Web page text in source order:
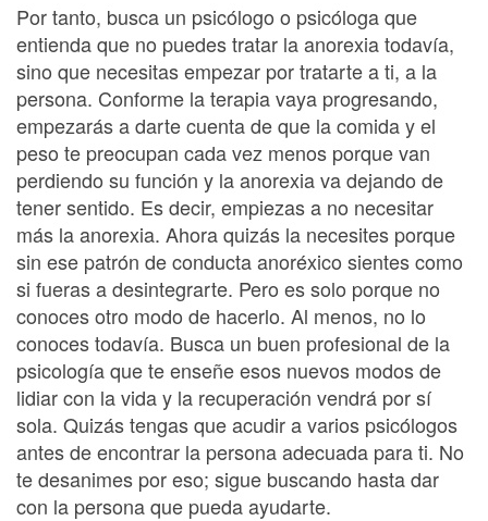
Por tanto, busca un psicólogo o psicóloga que
entienda que no puedes tratar la anorexia todavía,
sino que necesitas empezar por tratarte a ti, a la
persona. Conforme la terapia vaya progresando,
empezarás a darte cuenta de que la comida y el
peso te preocupan cada vez menos porque van
perdiendo su función y la anorexia va dejando de
tener sentido. Es decir, empiezas a no necesitar
más la anorexia. Ahora quizás la necesites porque
sin ese patrón de conducta anoréxico sientes como
si fueras a desintegrarte. Pero es solo porque no
conoces otro modo de hacerlo. Al menos, no lo
conoces todavía. Busca un buen profesional de la
psicología que te enseñe esos nuevos modos de
lidiar con la vida y la recuperación vendrá por sí
sola. Quizás tengas que acudir a varios psicólogos
antes de encontrar la persona adecuada para ti. No
te desanimes por eso; sigue buscando hasta dar
con la persona que pueda ayudarte.